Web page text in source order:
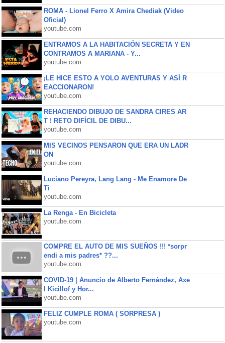
ROMA - Lionel Ferro X Amira Chediak (Video
Oficial)
youtube.com
ENTRAMOS A LA HABITACIÓN SECRETA Y EN
CONTRAMOS A MARIANA - Y...
youtube.com
¡LE HICE ESTO A YOLO AVENTURAS Y ASÍ R
EACCIONARON!
youtube.com
REHACIENDO DIBUJO DE SANDRA CIRES AR
T ! RETO DIFÍCIL DE DIBU...
youtube.com
MIS VECINOS PENSARON QUE ERA UN LADR
ON
youtube.com
Luciano Pereyra, Lang Lang - Me Enamore De
Ti
youtube.com
La Renga - En Bicicleta
youtube.com
COMPRE EL AUTO DE MIS SUEÑOS !!! *sorpr
endi a mis padres* ??...
youtube.com
COVID-19 | Anuncio de Alberto Fernández, Axe
l Kicillof y Hor...
youtube.com
FELIZ CUMPLE ROMA ( SORPRESA )
youtube.com